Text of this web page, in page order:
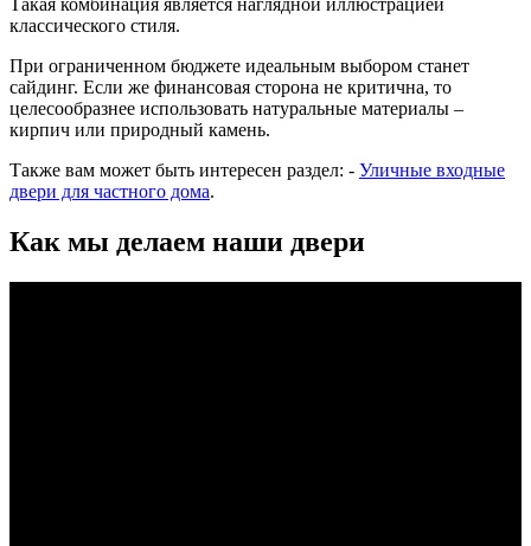
Такая комбинация является наглядной иллюстрацией
классического стиля.
При ограниченном бюджете идеальным выбором станет
сайдинг. Если же финансовая сторона не критична, то
целесообразнее использовать натуральные материалы –
кирпич или природный камень.
Также вам может быть интересен раздел: - Уличные входные
двери для частного дома.
Как мы делаем наши двери